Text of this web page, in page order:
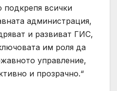
подкрепя всички
администрация,
и развиват ГИС,
им роля да
управление,
и прозрачно.“